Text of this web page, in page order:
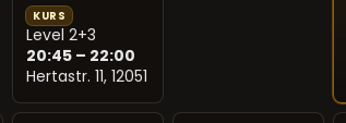
KURS
Level 2+3
20:45 – 22:00
Hertastr. 11, 12051